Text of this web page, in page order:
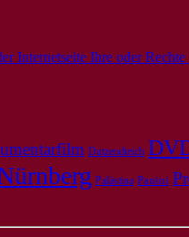
Ihre oder
Dutzendteich
Palästina Panini